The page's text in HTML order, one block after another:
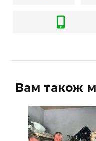
Вам також